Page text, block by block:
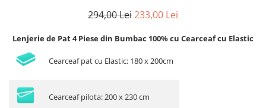
294,00 Lei233,00 Lei
Lenjerie de Pat 4 Piese din Bumbac 100% cu Cearceaf cu Elastic
Cearceaf pat cu Elastic: 180 x 200cm
Cearceaf pilota: 200 x 230 cm